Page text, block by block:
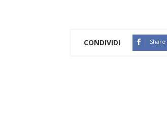
CONDIVIDI